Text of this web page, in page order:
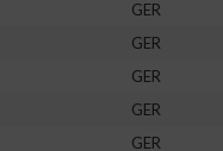
GER
GER
GER
GER
GER